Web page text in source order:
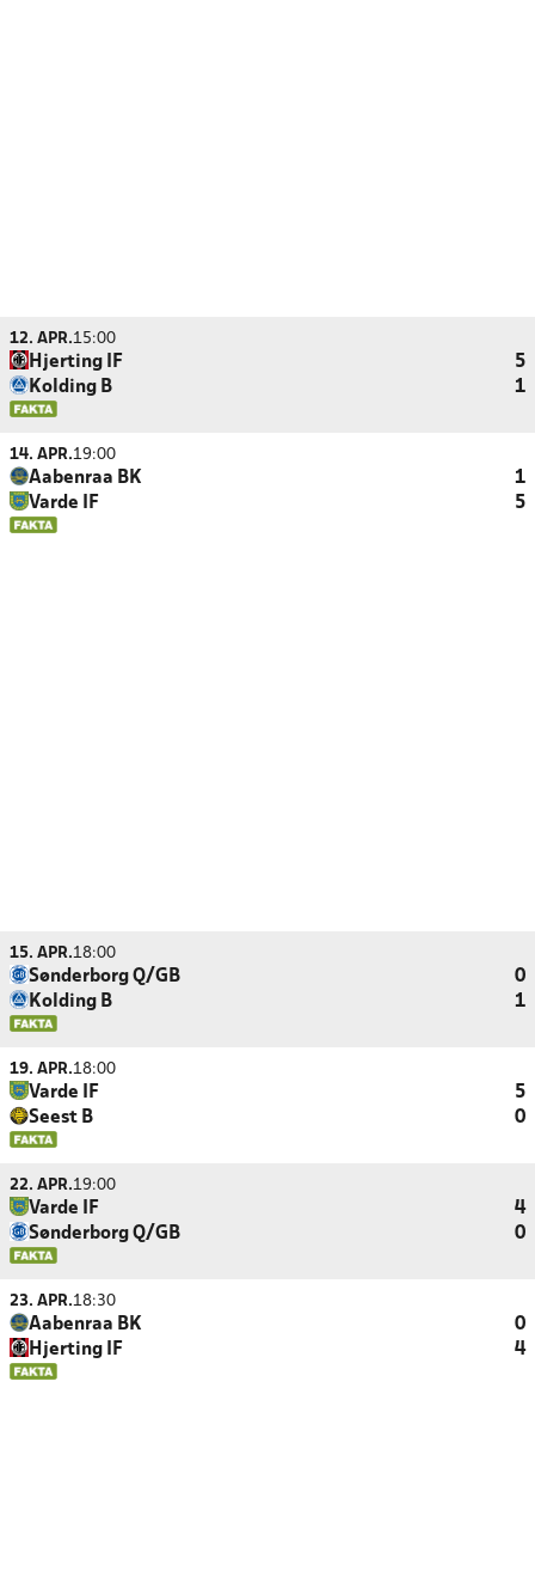
12. APR.15:00
Hjerting IF
5
Kolding B
1
14. APR.19:00
Aabenraa BK
1
Varde IF
5
15. APR.18:00
Sønderborg Q/GB
0
Kolding B
1
19. APR.18:00
Varde IF
5
Seest B
0
22. APR.19:00
Varde IF
4
Sønderborg Q/GB
0
23. APR.18:30
Aabenraa BK
0
Hjerting IF
4